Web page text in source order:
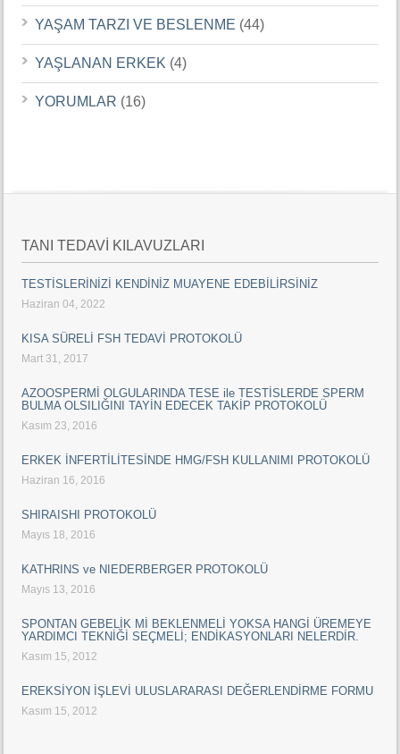
YAŞAM TARZI VE BESLENME (44)
YAŞLANAN ERKEK (4)
YORUMLAR (16)
TANI TEDAVİ KILAVUZLARI
TESTİSLERİNİZİ KENDİNİZ MUAYENE EDEBİLİRSİNİZ
Haziran 04, 2022
KISA SÜRELİ FSH TEDAVİ PROTOKOLÜ
Mart 31, 2017
AZOOSPERMİ OLGULARINDA TESE ile TESTİSLERDE SPERM
BULMA OLSILIĞINI TAYİN EDECEK TAKİP PROTOKOLÜ
Kasım 23, 2016
ERKEK İNFERTİLİTESİNDE HMG/FSH KULLANIMI PROTOKOLÜ
Haziran 16, 2016
SHIRAISHI PROTOKOLÜ
Mayıs 18, 2016
KATHRINS ve NIEDERBERGER PROTOKOLÜ
Mayıs 13, 2016
SPONTAN GEBELİK Mİ BEKLENMELİ YOKSA HANGİ ÜREMEYE
YARDIMCI TEKNİĞİ SEÇMELİ; ENDİKASYONLARI NELERDİR.
Kasım 15, 2012
EREKSİYON İŞLEVİ ULUSLARARASI DEĞERLENDİRME FORMU
Kasım 15, 2012